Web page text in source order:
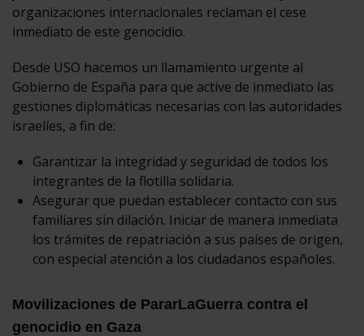
organizaciones internacionales reclaman el cese
inmediato de este genocidio.
Desde USO hacemos un llamamiento urgente al
Gobierno de España para que active de inmediato las
gestiones diplomáticas necesarias con las autoridades
israelíes, a fin de:
Garantizar la integridad y seguridad de todos los
integrantes de la flotilla solidaria.
Asegurar que puedan establecer contacto con sus
familiares sin dilación. Iniciar de manera inmediata
los trámites de repatriación a sus países de origen,
con especial atención a los ciudadanos españoles.
Movilizaciones de PararLaGuerra contra el
genocidio en Gaza